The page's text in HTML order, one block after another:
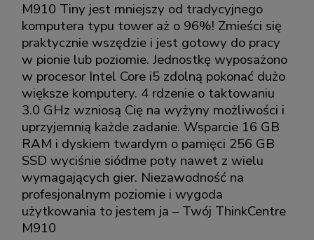
M910 Tiny jest mniejszy od tradycyjnego
komputera typu tower aż o 96%! Zmieści się
praktycznie wszędzie i jest gotowy do pracy
w pionie lub poziomie. Jednostkę wyposażono
w procesor Intel Core i5 zdolną pokonać dużo
większe komputery. 4 rdzenie o taktowaniu
3.0 GHz wzniosą Cię na wyżyny możliwości i
uprzyjemnią każde zadanie. Wsparcie 16 GB
RAM i dyskiem twardym o pamięci 256 GB
SSD wyciśnie siódme poty nawet z wielu
wymagających gier. Niezawodność na
profesjonalnym poziomie i wygoda
użytkowania to jestem ja – Twój ThinkCentre
M910